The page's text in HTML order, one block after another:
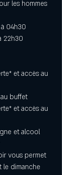
les hommes
04h30
22h30
et accès au
buffet
et accès au
et alcool
vous permet
le dimanche